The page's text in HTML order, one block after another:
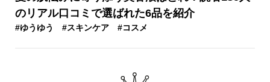
のリアル口コミで選ばれた6品を紹介
#ゆうゆう #スキンケア #コスメ